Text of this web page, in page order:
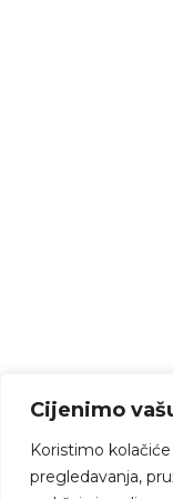
Cijenimo
Koristimo
pregledavanja,